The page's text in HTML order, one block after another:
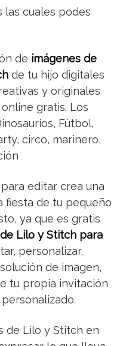
las cuales podes
de imágenes de
de tu hijo digitales
y originales
gratis. Los
Fútbol,
circo, marinero,
editar crea una
fiesta de tu pequeño
ya que es gratis
Lilo y Stitch para
personalizar,
de imagen,
tu propia invitación
de Lilo y Stitch en